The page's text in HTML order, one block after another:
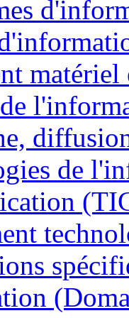
matériel
de